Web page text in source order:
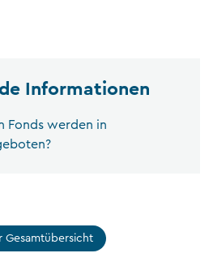
Informationen
Fonds werden in
Gesamtübersicht